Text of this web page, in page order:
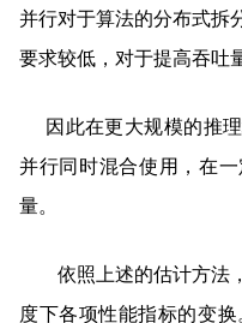
并行对于算法的分布式拆
要求较低，对于提高吞吐
因此在更大规模的推理
并行同时混合使用，在
量。
依照上述的估计方法
度下各项性能指标的变